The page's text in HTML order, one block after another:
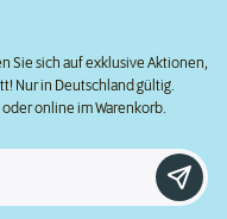
Sie sich auf exklusive Aktionen,
Nur in Deutschland gültig.
oder online im Warenkorb.